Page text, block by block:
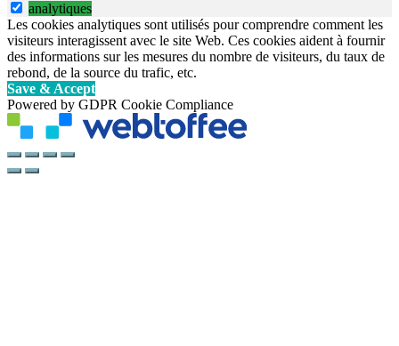
analytiques
Les cookies analytiques sont utilisés pour comprendre comment les
visiteurs interagissent avec le site Web. Ces cookies aident à fournir
des informations sur les mesures du nombre de visiteurs, du taux de
rebond, de la source du trafic, etc.
Save & Accept
Powered by GDPR Cookie Compliance